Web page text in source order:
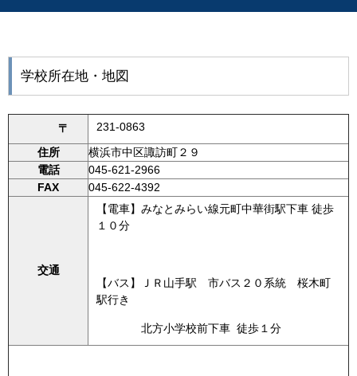
学校所在地・地図
〒
231-0863
住所
横浜市中区諏訪町２９
電話
045-621-2966
FAX
045-622-4392
交通
【電車】みなとみらい線元町中華街駅下車 徒歩
１０分
【バス】ＪＲ山手駅 市バス２０系統 桜木町
駅行き
北方小学校前下車 徒歩１分